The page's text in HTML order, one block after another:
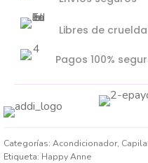
Libres de
Pagos 100%
Categorías: Acondicionador,
Etiqueta: Happy Anne